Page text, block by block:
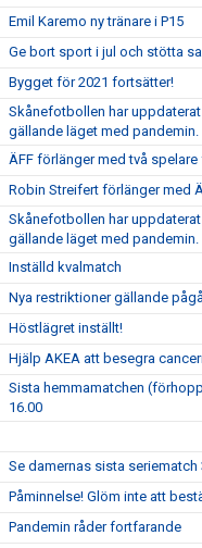
Emil Karemo ny tränare i P15
Ge bort sport i jul och stötta
Bygget för 2021 fortsätter!
Skånefotbollen har
gällande läget med pandemin.
ÄFF förlänger med två spelare
Robin Streifert förlänger med
Skånefotbollen har
gällande läget med pandemin.
Inställd kvalmatch
Nya restriktioner gällande
Höstlägret inställt!
Hjälp AKEA att besegra
Sista hemmamatchen
16.00
Se damernas sista seriematch
Påminnelse! Glöm inte att
Pandemin råder fortfarande